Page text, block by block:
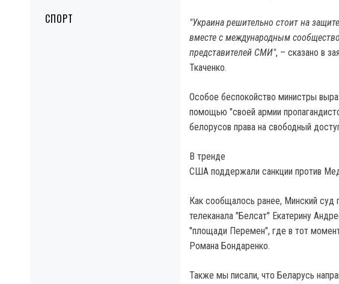
СПОРТ
"Украина решительно стоит на
вместе с международным
представителей СМИ", – сказано в
Ткаченко.
Особое беспокойство министры
помощью "своей армии
белорусов права на свободный
В тренде
США поддержали санкции против
Как сообщалось ранее, Минский суд
телеканала "Белсат" Екатерину
"площади Перемен", где в тот
Романа Бондаренко.
Также мы писали, что Беларусь